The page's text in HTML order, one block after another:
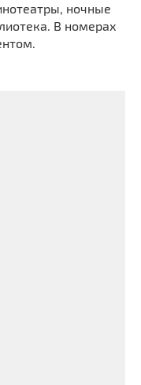
ночные
В номерах